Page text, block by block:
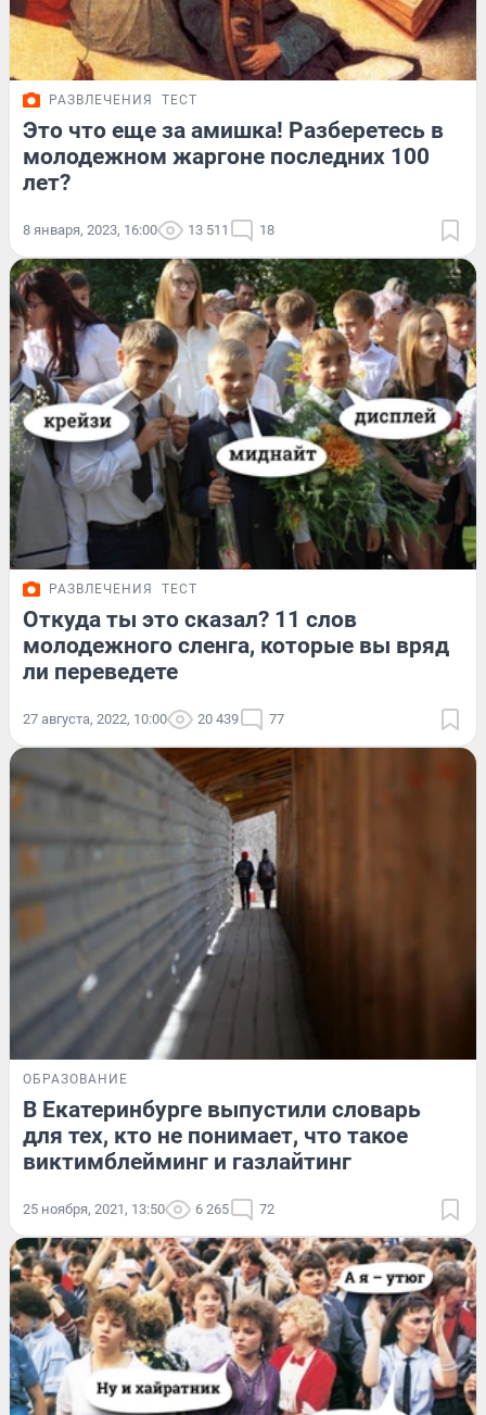
РАЗВЛЕЧЕНИЯ ТЕСТ
Это что еще за амишка! Разберетесь в
молодежном жаргоне последних 100
лет?
8 января, 2023, 16:00 13 511 18
РАЗВЛЕЧЕНИЯ ТЕСТ
Откуда ты это сказал? 11 слов
молодежного сленга, которые вы вряд
ли переведете
27 августа, 2022, 10:00 20 439 77
ОБРАЗОВАНИЕ
В Екатеринбурге выпустили словарь
для тех, кто не понимает, что такое
виктимблейминг и газлайтинг
25 ноября, 2021, 13:50 6 265 72